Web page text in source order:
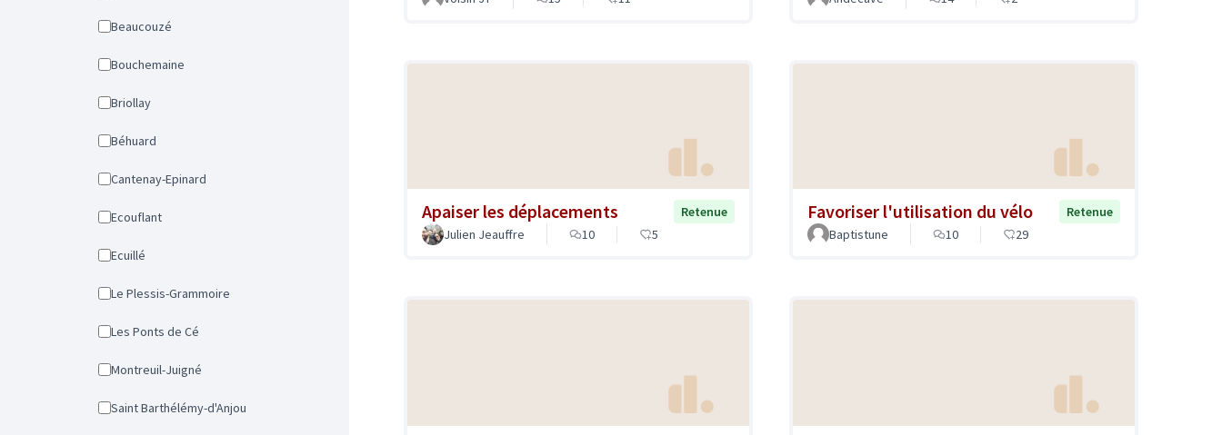
Beaucouzé
Bouchemaine
Briollay
Béhuard
Cantenay-Epinard
Ecouflant
Ecuillé
Le Plessis-Grammoire
Les Ponts de Cé
Montreuil-Juigné
Saint Barthélémy-d'Anjou
Apaiser les déplacements
Retenue
Julien Jeauffre
10 5
Favoriser l'utilisation du vélo
Retenue
Baptistune
10 29